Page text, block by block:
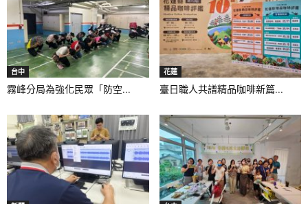
台中
霧峰分局為強化民眾「防空...
花蓮
臺日職人共譜精品咖啡新篇...